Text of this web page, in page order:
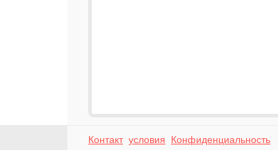
Контакт условия Конфиденциальность